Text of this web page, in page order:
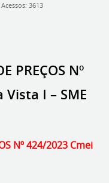
Acessos: 3613
PREÇOS Nº
I – SME
Nº 424/2023 Cmei